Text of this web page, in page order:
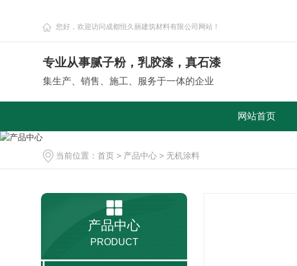
您好，欢迎访问成都恒久丽建筑材料有限公司网站！
专业从事腻子粉，乳胶漆，真石漆
集生产、销售、施工、服务于一体的企业
网站首页
当前位置： 首页 > 产品中心 > 无机涂料
产品中心
PRODUCT